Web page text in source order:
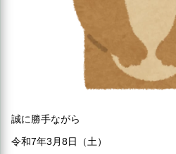
誠に勝手ながら
令和7年3月8日（土）